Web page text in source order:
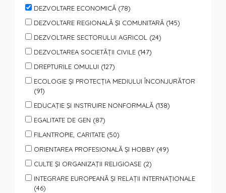
DEZVOLTARE ECONOMICĂ (78)
DEZVOLTARE REGIONALĂ ŞI COMUNITARĂ (145)
DEZVOLTARE SECTORULUI AGRICOL (24)
DEZVOLTAREA SOCIETĂȚII CIVILE (147)
DREPTURILE OMULUI (127)
ECOLOGIE ȘI PROTECȚIA MEDIULUI ÎNCONJURĂTOR
(91)
EDUCAŢIE ŞI INSTRUIRE NONFORMALĂ (138)
EGALITATE DE GEN (87)
FILANTROPIE, CARITATE (50)
ORIENTAREA PROFESIONALĂ ȘI HOBBY (49)
CULTE ŞI ORGANIZAŢII RELIGIOASE (2)
INTEGRARE EUROPEANĂ ȘI RELAȚII INTERNAȚIONALE
(46)